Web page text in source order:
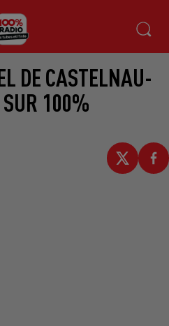
DE CASTELNAU-
100%